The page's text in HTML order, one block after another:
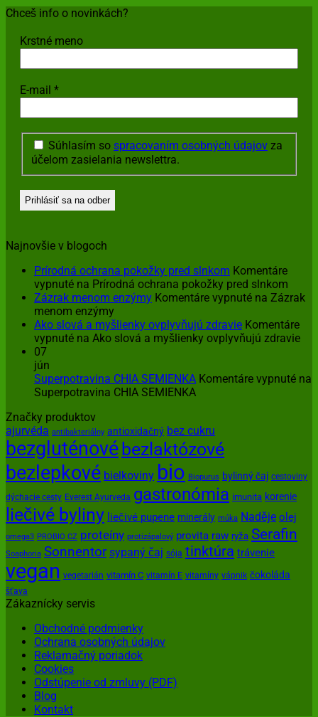
Chceš info o novinkách?
Krstné meno
E-mail *
Súhlasím so spracovaním osobných údajov za
účelom zasielania newslettra.
Najnovšie v blogoch
Prírodná ochrana pokožky pred slnkom Komentáre
vypnuté na Prírodná ochrana pokožky pred slnkom
Zázrak menom enzýmy Komentáre vypnuté na Zázrak
menom enzýmy
Ako slová a myšlienky ovplyvňujú zdravie Komentáre
vypnuté na Ako slová a myšlienky ovplyvňujú zdravie
07
jún
Superpotravina CHIA SEMIENKA Komentáre vypnuté na
Superpotravina CHIA SEMIENKA
Značky produktov
ajurvéda antibakteriálny antioxidačný bez cukru
bezgluténovébezlaktózové
bezlepkové bielkoviny bio Biopurus bylinný čaj cestoviny
dýchacie cesty Everest Ayurveda gastronómia imunita korenie
liečivé byliny liečivé pupene minerály múka Naděje olej
omega3 PROBIO CZ proteíny protizápalový provita raw ryža Serafin
Soaphoria Sonnentor sypaný čaj sója tinktúra trávenie
vegan vegetarián vitamín C vitamín E vitamíny vápnik čokoláda
šťava
Zákaznícky servis
Obchodné podmienky
Ochrana osobných údajov
Reklamačný poriadok
Cookies
Odstúpenie od zmluvy (PDF)
Blog
Kontakt